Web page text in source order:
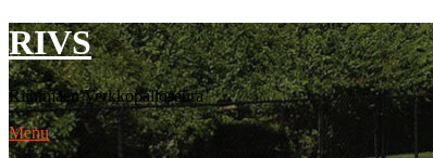
RIVS
Riihimäen Verkkopalloseura
Menu